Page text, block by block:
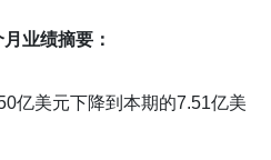
业绩摘要：
亿美元下降到本期的7.51亿美